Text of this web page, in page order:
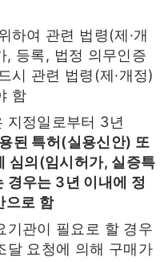
하여 관련 법령(제·개
, 등록, 법정 의무인증
시 관련 법령(제·개정)
함
지정일로부터 3년
된 특허(실용신안) 또
심의(임시허가, 실증특
경우는 3년 이내에 정
으로 함
기관이 필요로 할 경우
달 요청에 의해 구매가